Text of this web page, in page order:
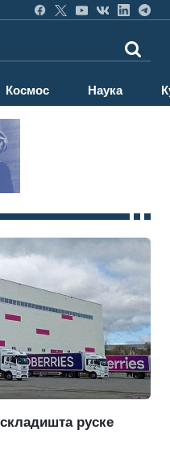
Космос Наука
руске